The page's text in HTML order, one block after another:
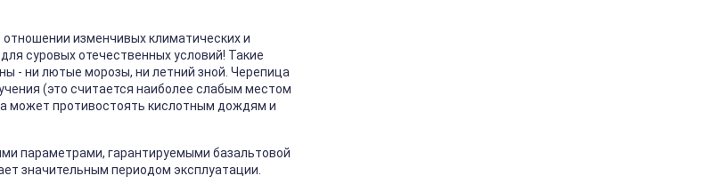
изменчивых климатических и
суровых отечественных условий! Такие
- ни лютые морозы, ни летний зной. Черепица
(это считается наиболее слабым местом
может противостоять кислотным дождям и
параметрами, гарантируемыми базальтовой
значительным периодом эксплуатации.